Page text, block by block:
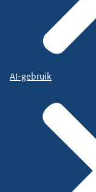
AI-gebruik